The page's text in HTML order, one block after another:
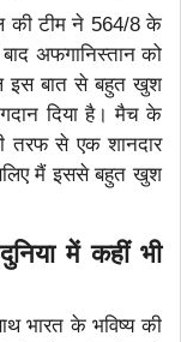
की टीम ने 564/8 के
अफगानिस्तान को
इस बात से बहुत खुश
दिया है। मैच के
तरफ से एक शानदार
मैं इससे बहुत खुश
में कहीं भी
भारत के भविष्य की